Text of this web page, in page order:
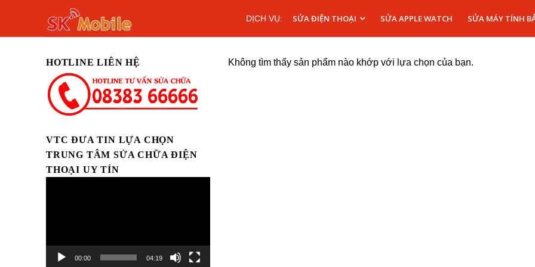
content
DỊCH VỤ: SỬA ĐIỆN THOẠI SỬA APPLE WATCH SỬA MÁY TÍNH
HOTLINE LIÊN HỆ
VTC ĐƯA TIN LỰA CHỌN
TRUNG TÂM SỬA CHỮA ĐIỆN
THOẠI UY TÍN
00:00 04:19
Không tìm thấy sản phẩm nào khớp với lựa chọn của bạn.